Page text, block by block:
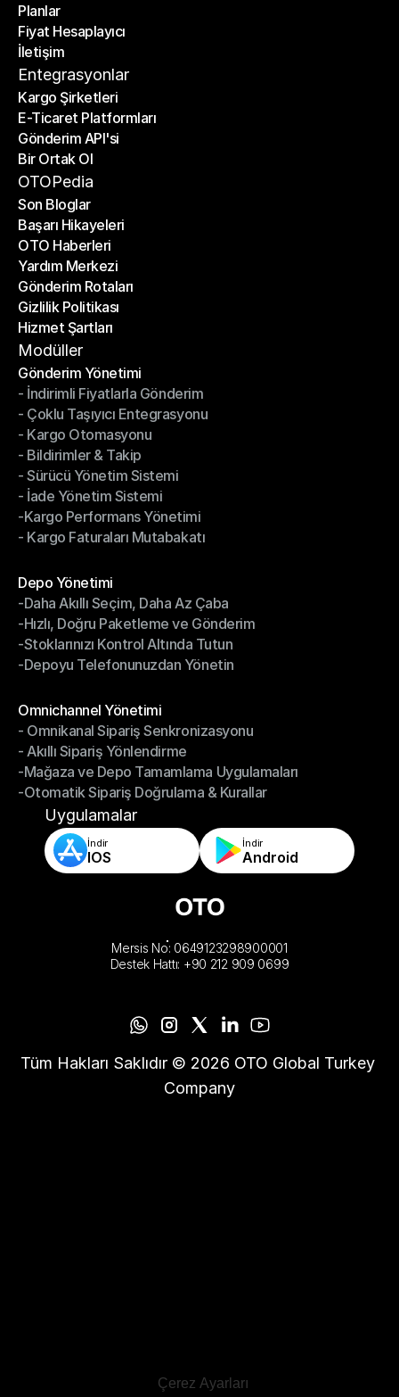
Anasayfa
Planlar
Planlar
Fiyat Hesaplayıcı
Fiyat Hesaplayıcı
İletişim
İletişim
Entegrasyonlar
Kargo Şirketleri
Kargo Şirketleri
E-Ticaret Platformları
E-Ticaret Platformları
Gönderim API'si
Gönderim API'si
Bir Ortak Ol
Bir Ortak Ol
OTOPedia
Son Bloglar
Son Bloglar
Başarı Hikayeleri
Başarı Hikayeleri
OTO Haberleri
OTO Haberleri
Yardım Merkezi
Yardım Merkezi
Gönderim Rotaları
Gönderim Rotaları
Gizlilik Politikası
Gizlilik Politikası
Hizmet Şartları
Hizmet Şartları
Modüller
Gönderim Yönetimi
Gönderim Yönetimi
- İndirimli Fiyatlarla Gönderim
- İndirimli Fiyatlarla Gönderim
- Çoklu Taşıyıcı Entegrasyonu
- Çoklu Taşıyıcı Entegrasyonu
- Kargo Otomasyonu
- Kargo Otomasyonu
- Bildirimler & Takip
- Bildirimler & Takip
- Sürücü Yönetim Sistemi
- Sürücü Yönetim Sistemi
- İade Yönetim Sistemi
- İade Yönetim Sistemi
-Kargo Performans Yönetimi
-Kargo Performans Yönetimi
- Kargo Faturaları Mutabakatı
Depo Yönetimi
Depo Yönetimi
-Daha Akıllı Seçim, Daha Az Çaba
-Daha Akıllı Seçim, Daha Az Çaba
-Hızlı, Doğru Paketleme ve Gönderim
-Hızlı, Doğru Paketleme ve Gönderim
-Stoklarınızı Kontrol Altında Tutun
-Stoklarınızı Kontrol Altında Tutun
-Depoyu Telefonunuzdan Yönetin
Omnichannel Yönetimi
Omnichannel Yönetimi
- Omnikanal Sipariş Senkronizasyonu
- Omnikanal Sipariş Senkronizasyonu
- Akıllı Sipariş Yönlendirme
- Akıllı Sipariş Yönlendirme
-Mağaza ve Depo Tamamlama Uygulamaları
-Mağaza ve Depo Tamamlama Uygulamaları
-Otomatik Sipariş Doğrulama & Kurallar
-Otomatik Sipariş Doğrulama & Kurallar
Uygulamalar
İndir
IOS
İndir
Android
Mersis No: 0649123298900001
Destek Hattı: +90 212 909 0699
Tüm Hakları Saklıdır © 2026 OTO Global Turkey
Company
Çerez Ayarları